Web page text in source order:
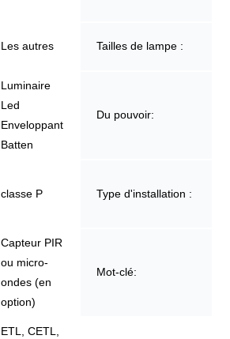
Les autres Tailles de lampe :
Luminaire
Led
Enveloppant
Batten
Du pouvoir:
classe P Type d'installation :
Capteur PIR
ou micro-
ondes (en
option)
Mot-clé:
ETL, CETL,